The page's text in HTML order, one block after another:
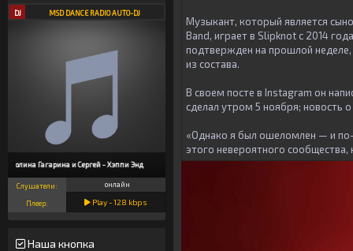
DJ MSD DANCE RADIO AUTO-DJ
Полина Гагарина и Сергей - Хэппи Энд
Слушатели: онлайн
Плеер: Play -128 kbps
Наша кнопка
Музыкант, который является
Band, играет в Slipknot с 2014
подтвержден на прошлой неделе,
из состава.
В своем посте в Instagram он
сделал утром 5 ноября; новость
«Однако я был ошеломлен — и
этого невероятного